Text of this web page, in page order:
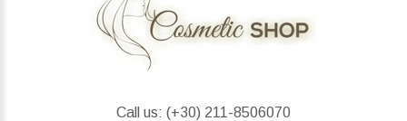
Call us: (+30) 211-8506070